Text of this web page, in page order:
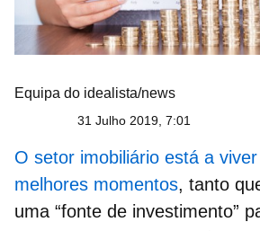
Equipa do idealista/news
31 Julho 2019, 7:01
O setor imobiliário está a
melhores momentos, tanto
uma “fonte de investimento”